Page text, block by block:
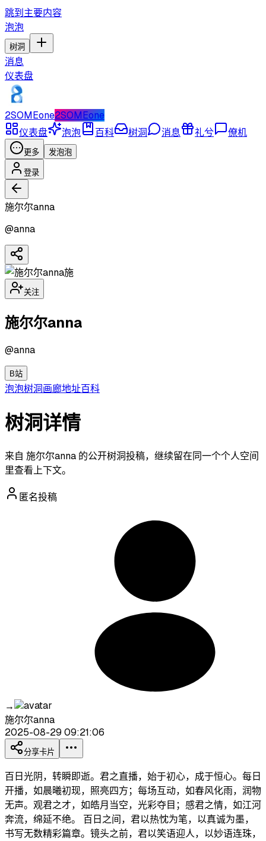
跳到主要内容
泡泡
树洞
消息
仪表盘
2SOMEone2SOMEone
仪表盘
泡泡 百科 树洞 消息 礼兮 僚机
更多 发泡泡
登录
施尔尔anna
@anna
施
关注
施尔尔anna
@anna
B站
泡泡树洞画廊地址百科
树洞详情
来自 施尔尔anna 的公开树洞投稿，继续留在同一个个人空间
里查看上下文。
匿名投稿
→
施尔尔anna
2025-08-29 09:21:06
分享卡片
百日光阴，转瞬即逝。君之直播，始于初心，成于恒心。每日
开播，如晨曦初现，照亮四方；每场互动，如春风化雨，润物
无声。观君之才，如皓月当空，光彩夺目；感君之情，如江河
奔流，绵延不绝。 百日之间，君以热忱为笔，以真诚为墨，
书写无数精彩篇章。镜头之前，君以笑语迎人，以妙语连珠，